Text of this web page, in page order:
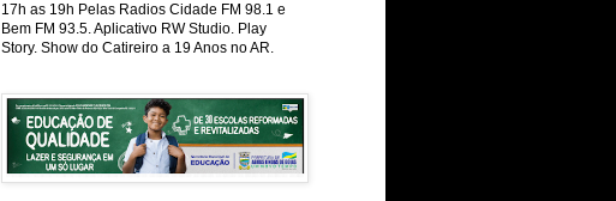
17h as 19h Pelas Radios Cidade FM 98.1 e
Bem FM 93.5. Aplicativo RW Studio. Play
Story. Show do Catireiro a 19 Anos no AR.